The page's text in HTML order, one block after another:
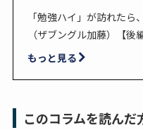
「勉強ハイ」が訪れた
（ザブングル加藤）【後編
もっと見る
このコラムを読んだ